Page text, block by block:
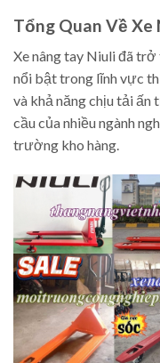
Tổng Quan Về Xe
Xe nâng tay Niuli đã
nổi bật trong lĩnh vực
và khả năng chịu tải ấn
cầu của nhiều ngành
trường kho hàng.